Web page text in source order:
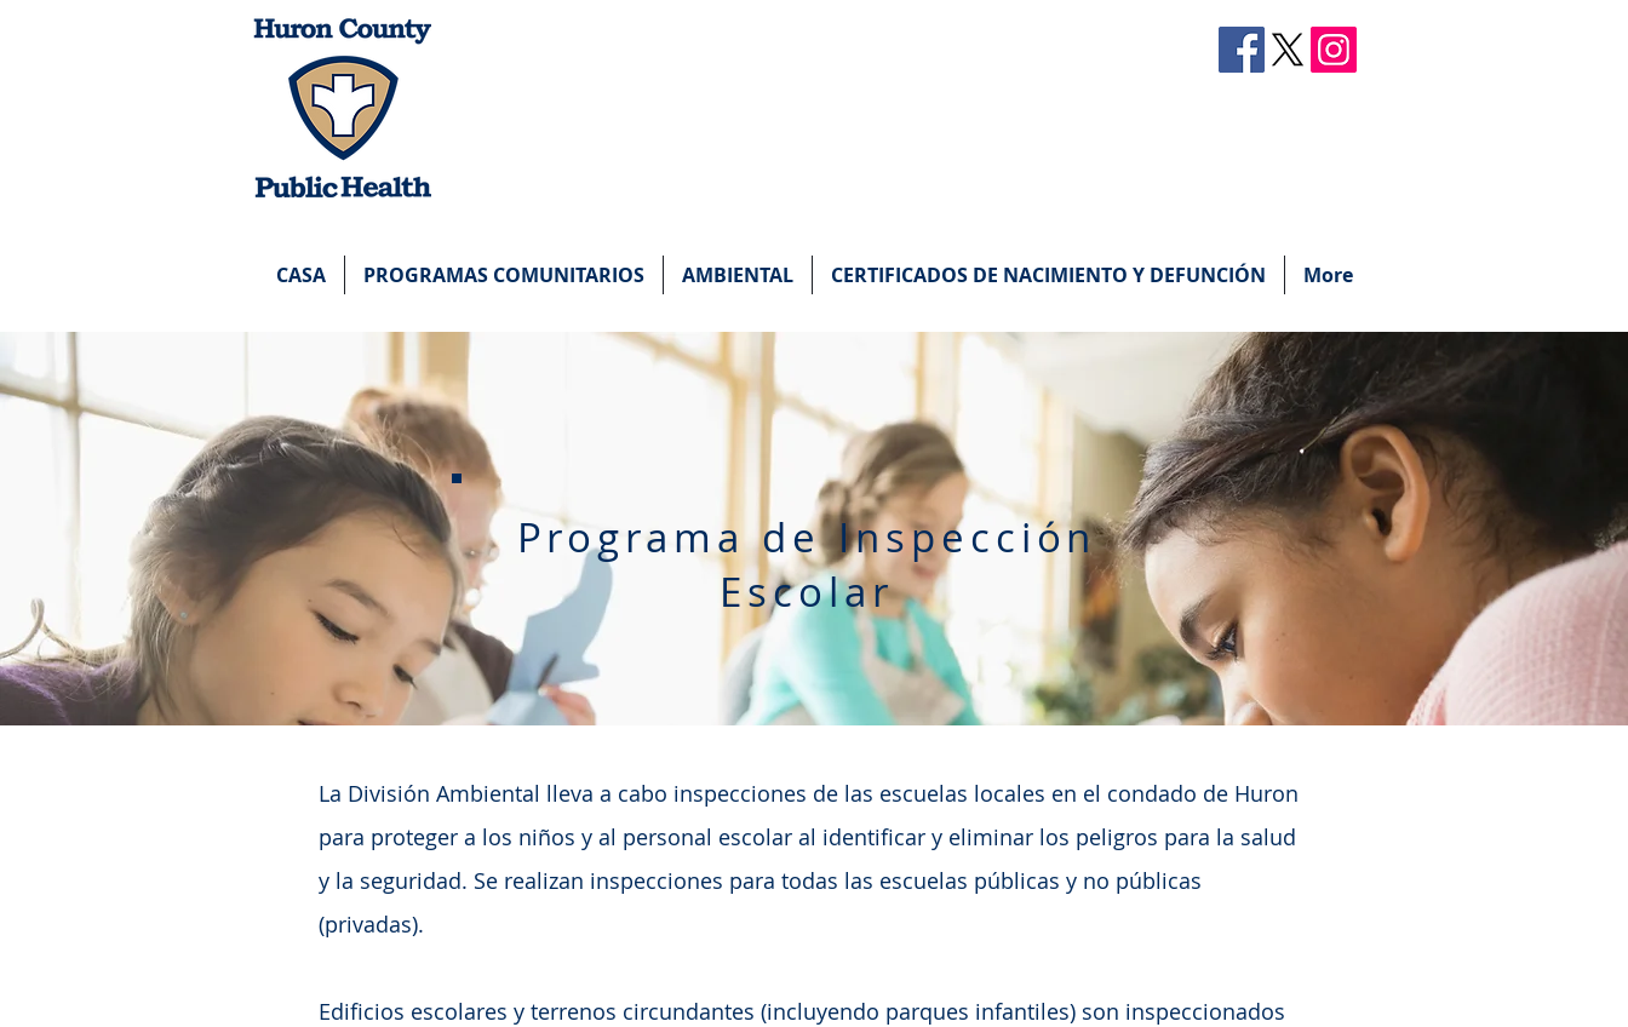
CASA PROGRAMAS COMUNITARIOS AMBIENTAL CERTIFICADOS DE NACIMIENTO Y DEFUNCIÓN More
Programa de Inspección
Escolar
La División Ambiental lleva a cabo inspecciones de las escuelas locales en el condado de Huron
para proteger a los niños y al personal escolar al identificar y eliminar los peligros para la salud
y la seguridad. Se realizan inspecciones para todas las escuelas públicas y no públicas
(privadas).
Edificios escolares y terrenos circundantes (incluyendo parques infantiles) son inspeccionados